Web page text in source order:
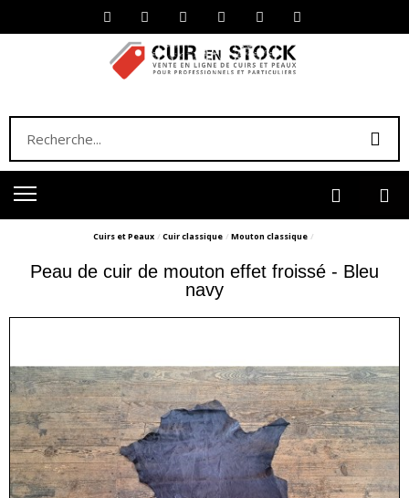
Cuirs et Peaux Cuir classique Mouton classique
Peau de cuir de mouton effet froissé - Bleu
navy